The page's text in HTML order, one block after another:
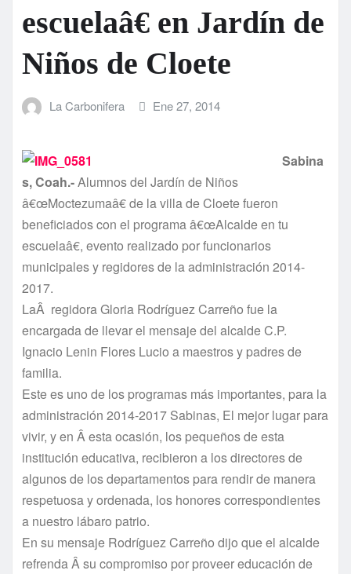
escuelaâ€ en Jardí­n de
Niños de Cloete
La Carbonifera Ene 27, 2014
Sabina
s, Coah.-Alumnos del Jardí­n de Niños
â€œMoctezumaâ€ de la villa de Cloete fueron
beneficiados con el programa â€œAlcalde en tu
escuelaâ€, evento realizado por funcionarios
municipales y regidores de la administración 2014-
2017.
LaÂ regidora Gloria Rodrí­guez Carreño fue la
encargada de llevar el mensaje del alcalde C.P.
Ignacio Lenin Flores Lucio a maestros y padres de
familia.
Este es uno de los programas más importantes, para la
administración 2014-2017 Sabinas, El mejor lugar para
vivir, y en Â esta ocasión, los pequeños de esta
institución educativa, recibieron a los directores de
algunos de los departamentos para rendir de manera
respetuosa y ordenada, los honores correspondientes
a nuestro lábaro patrio.
En su mensaje Rodrí­guez Carreño dijo que el alcalde
refrenda Â su compromiso por proveer educación de